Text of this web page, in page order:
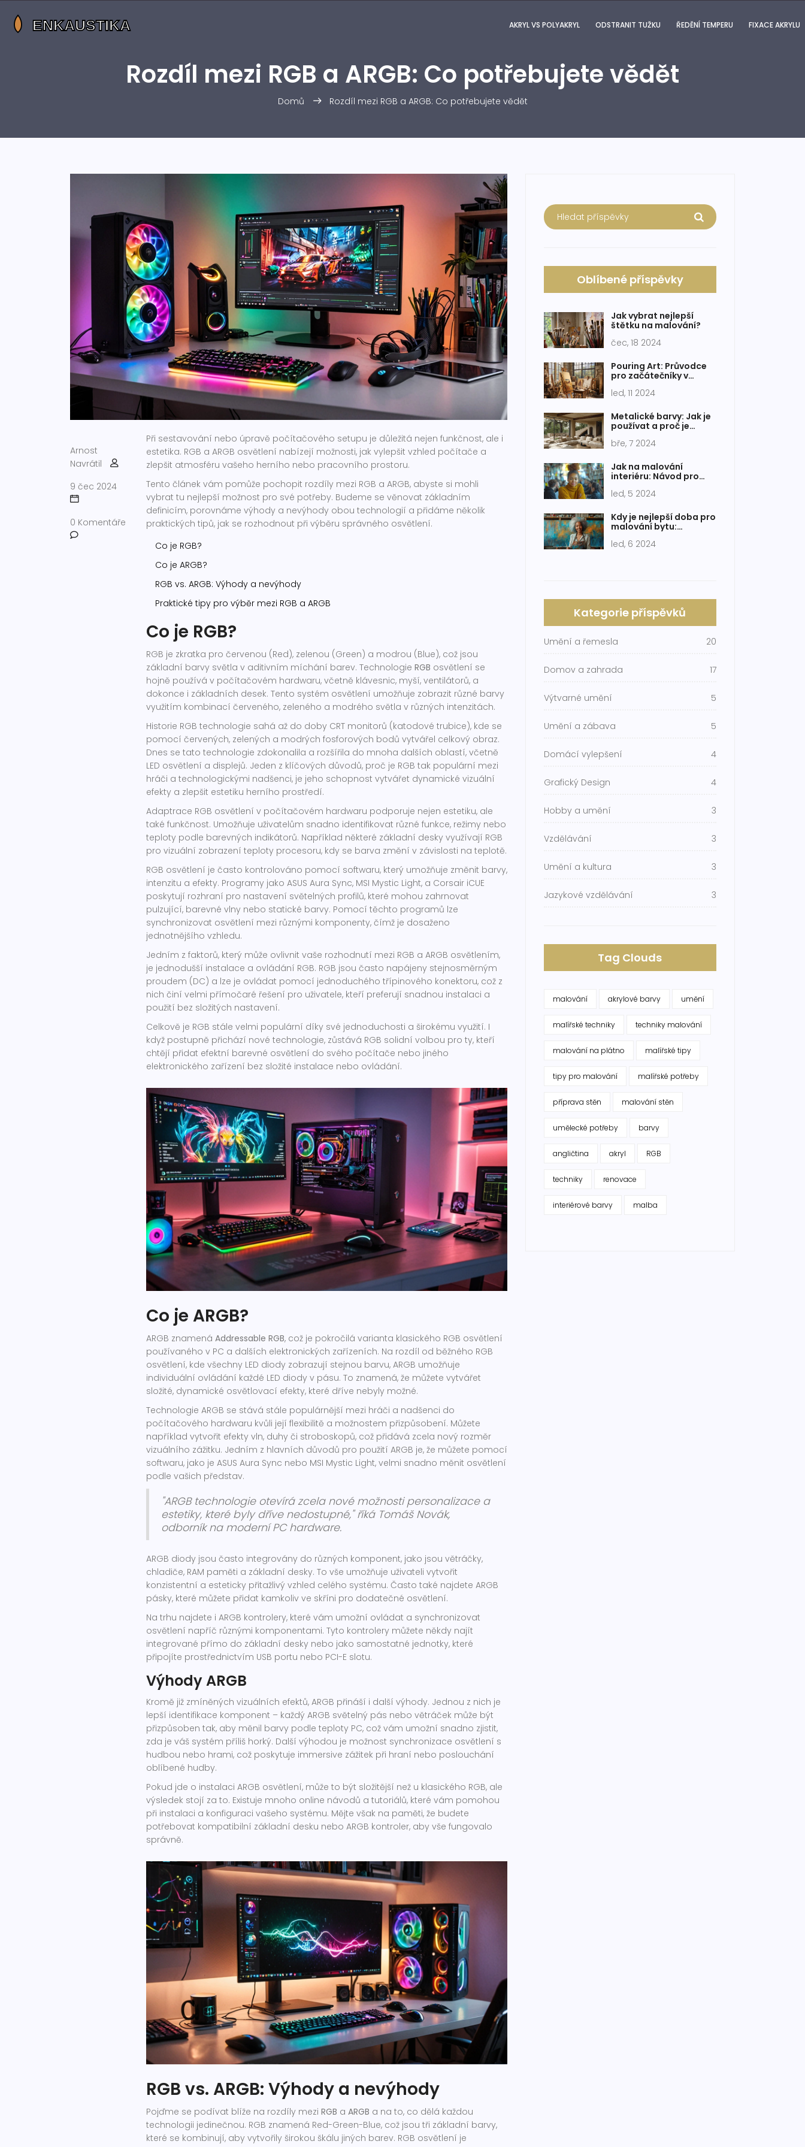
AKRYL VS POLYAKRYL ODSTRANIT TUŽKU ŘEDĚNÍ TEMPERU FIXACE AKRYLU
Rozdíl mezi RGB a ARGB: Co potřebujete vědět
Domů Rozdíl mezi RGB a ARGB: Co potřebujete vědět
Arnost
Navrátil
9 čec 2024
0 Komentáře
Při sestavování nebo úpravě počítačového setupu je důležitá nejen funkčnost, ale i
estetika. RGB a ARGB osvětlení nabízejí možnosti, jak vylepšit vzhled počítače a
zlepšit atmosféru vašeho herního nebo pracovního prostoru.
Tento článek vám pomůže pochopit rozdíly mezi RGB a ARGB, abyste si mohli
vybrat tu nejlepší možnost pro své potřeby. Budeme se věnovat základním
definicím, porovnáme výhody a nevýhody obou technologií a přidáme několik
praktických tipů, jak se rozhodnout při výběru správného osvětlení.
Co je RGB?
Co je ARGB?
RGB vs. ARGB: Výhody a nevýhody
Praktické tipy pro výběr mezi RGB a ARGB
Co je RGB?
RGB je zkratka pro červenou (Red), zelenou (Green) a modrou (Blue), což jsou
základní barvy světla v aditivním míchání barev. Technologie RGB osvětlení se
hojně používá v počítačovém hardwaru, včetně klávesnic, myší, ventilátorů, a
dokonce i základních desek. Tento systém osvětlení umožňuje zobrazit různé barvy
využitím kombinací červeného, zeleného a modrého světla v různých intenzitách.
Historie RGB technologie sahá až do doby CRT monitorů (katodové trubice), kde se
pomocí červených, zelených a modrých fosforových bodů vytvářel celkový obraz.
Dnes se tato technologie zdokonalila a rozšířila do mnoha dalších oblastí, včetně
LED osvětlení a displejů. Jeden z klíčových důvodů, proč je RGB tak populární mezi
hráči a technologickými nadšenci, je jeho schopnost vytvářet dynamické vizuální
efekty a zlepšit estetiku herního prostředí.
Adaptrace RGB osvětlení v počítačovém hardwaru podporuje nejen estetiku, ale
také funkčnost. Umožňuje uživatelům snadno identifikovat různé funkce, režimy nebo
teploty podle barevných indikátorů. Například některé základní desky využívají RGB
pro vizuální zobrazení teploty procesoru, kdy se barva změní v závislosti na teplotě.
RGB osvětlení je často kontrolováno pomocí softwaru, který umožňuje změnit barvy,
intenzitu a efekty. Programy jako ASUS Aura Sync, MSI Mystic Light, a Corsair iCUE
poskytují rozhraní pro nastavení světelných profilů, které mohou zahrnovat
pulzující, barevné vlny nebo statické barvy. Pomocí těchto programů lze
synchronizovat osvětlení mezi různými komponenty, čímž je dosaženo
jednotnějšího vzhledu.
Jedním z faktorů, který může ovlivnit vaše rozhodnutí mezi RGB a ARGB osvětlením,
je jednodušší instalace a ovládání RGB. RGB jsou často napájeny stejnosměrným
proudem (DC) a lze je ovládat pomocí jednoduchého třípinového konektoru, což z
nich činí velmi přímočaré řešení pro uživatele, kteří preferují snadnou instalaci a
použití bez složitých nastavení.
Celkově je RGB stále velmi populární díky své jednoduchosti a širokému využití. I
když postupně přichází nové technologie, zůstává RGB solidní volbou pro ty, kteří
chtějí přidat efektní barevné osvětlení do svého počítače nebo jiného
elektronického zařízení bez složité instalace nebo ovládání.
Co je ARGB?
ARGB znamená Addressable RGB, což je pokročilá varianta klasického RGB osvětlení
používaného v PC a dalších elektronických zařízeních. Na rozdíl od běžného RGB
osvětlení, kde všechny LED diody zobrazují stejnou barvu, ARGB umožňuje
individuální ovládání každé LED diody v pásu. To znamená, že můžete vytvářet
složité, dynamické osvětlovací efekty, které dříve nebyly možné.
Technologie ARGB se stává stále populárnější mezi hráči a nadšenci do
počítačového hardwaru kvůli její flexibilitě a možnostem přizpůsobení. Můžete
například vytvořit efekty vln, duhy či stroboskopů, což přidává zcela nový rozměr
vizuálního zážitku. Jedním z hlavních důvodů pro použití ARGB je, že můžete pomocí
softwaru, jako je ASUS Aura Sync nebo MSI Mystic Light, velmi snadno měnit osvětlení
podle vašich představ.
"ARGB technologie otevírá zcela nové možnosti personalizace a
estetiky, které byly dříve nedostupné," říká Tomáš Novák,
odborník na moderní PC hardware.
ARGB diody jsou často integrovány do různých komponent, jako jsou větráčky,
chladiče, RAM paměti a základní desky. To vše umožňuje uživateli vytvořit
konzistentní a esteticky přitažlivý vzhled celého systému. Často také najdete ARGB
pásky, které můžete přidat kamkoliv ve skříni pro dodatečné osvětlení.
Na trhu najdete i ARGB kontrolery, které vám umožní ovládat a synchronizovat
osvětlení napříč různými komponentami. Tyto kontrolery můžete někdy najít
integrované přímo do základní desky nebo jako samostatné jednotky, které
připojíte prostřednictvím USB portu nebo PCI-E slotu.
Výhody ARGB
Kromě již zmíněných vizuálních efektů, ARGB přináší i další výhody. Jednou z nich je
lepší identifikace komponent – každý ARGB světelný pás nebo větráček může být
přizpůsoben tak, aby měnil barvy podle teploty PC, což vám umožní snadno zjistit,
zda je váš systém příliš horký. Další výhodou je možnost synchronizace osvětlení s
hudbou nebo hrami, což poskytuje immersive zážitek při hraní nebo poslouchání
oblíbené hudby.
Pokud jde o instalaci ARGB osvětlení, může to být složitější než u klasického RGB, ale
výsledek stojí za to. Existuje mnoho online návodů a tutoriálů, které vám pomohou
při instalaci a konfiguraci vašeho systému. Mějte však na paměti, že budete
potřebovat kompatibilní základní desku nebo ARGB kontroler, aby vše fungovalo
správně.
RGB vs. ARGB: Výhody a nevýhody
Pojďme se podívat blíže na rozdíly mezi RGB a ARGB a na to, co dělá každou
technologii jedinečnou. RGB znamená Red-Green-Blue, což jsou tři základní barvy,
které se kombinují, aby vytvořily širokou škálu jiných barev. RGB osvětlení je
Oblíbené příspěvky
Jak vybrat nejlepší
štětku na malování?
čec, 18 2024
Pouring Art: Průvodce
pro začátečníky v
led, 11 2024
Metalické barvy: Jak je
používat a proč je
bře, 7 2024
Jak na malování
interiéru: Návod pro
potřeb
led, 5 2024
Kdy je nejlepší doba pro
malování bytu:
ruce
led, 6 2024
Kategorie příspěvků
Umění a řemesla 20
Domov a zahrada 17
Výtvarné umění 5
Umění a zábava 5
Domácí vylepšení 4
Grafický Design 4
Hobby a umění 3
Vzdělávání 3
Umění a kultura 3
Jazykové vzdělávání 3
Tag Clouds
malování akrylové barvy umění
malířské techniky techniky malování
malování na plátno malířské tipy
tipy pro malování malířské potřeby
příprava stěn malování stěn
umělecké potřeby barvy
angličtina akryl RGB
techniky renovace
interiérové barvy malba